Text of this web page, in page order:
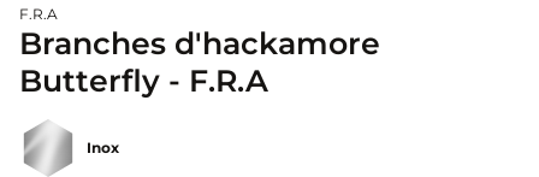
F.R.A
Branches d'hackamore
Butterfly - F.R.A
Inox